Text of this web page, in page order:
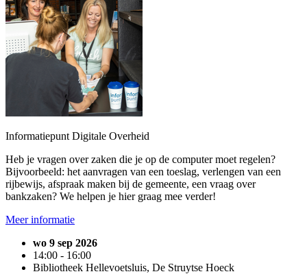
Informatiepunt Digitale Overheid
Heb je vragen over zaken die je op de computer moet regelen?
Bijvoorbeeld: het aanvragen van een toeslag, verlengen van een
rijbewijs, afspraak maken bij de gemeente, een vraag over
bankzaken? We helpen je hier graag mee verder!
Meer informatie
wo 9 sep 2026
14:00 - 16:00
Bibliotheek Hellevoetsluis, De Struytse Hoeck